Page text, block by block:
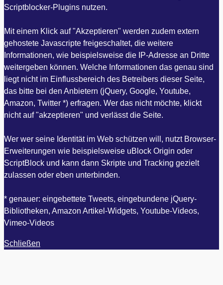
Scriptblocker-Plugins nutzen.
Mit einem Klick auf "Akzeptieren" werden zudem extern
gehostete Javascripte freigeschaltet, die weitere
Informationen, wie beispielsweise die IP-Adresse an Dritte
weitergeben können. Welche Informationen das genau sind
liegt nicht im Einflussbereich des Betreibers dieser Seite,
das bitte bei den Anbietern (jQuery, Google, Youtube,
Amazon, Twitter *) erfragen. Wer das nicht möchte, klickt
nicht auf "akzeptieren" und verlässt die Seite.
Wer wer seine Identität im Web schützen will, nutzt Browser-
Erweiterungen wie beispielsweise uBlock Origin oder
ScriptBlock und kann dann Skripte und Tracking gezielt
zulassen oder eben unterbinden.
* genauer: eingebettete Tweets, eingebundene jQuery-
Bibliotheken, Amazon Artikel-Widgets, Youtube-Videos,
Vimeo-Videos
Schließen